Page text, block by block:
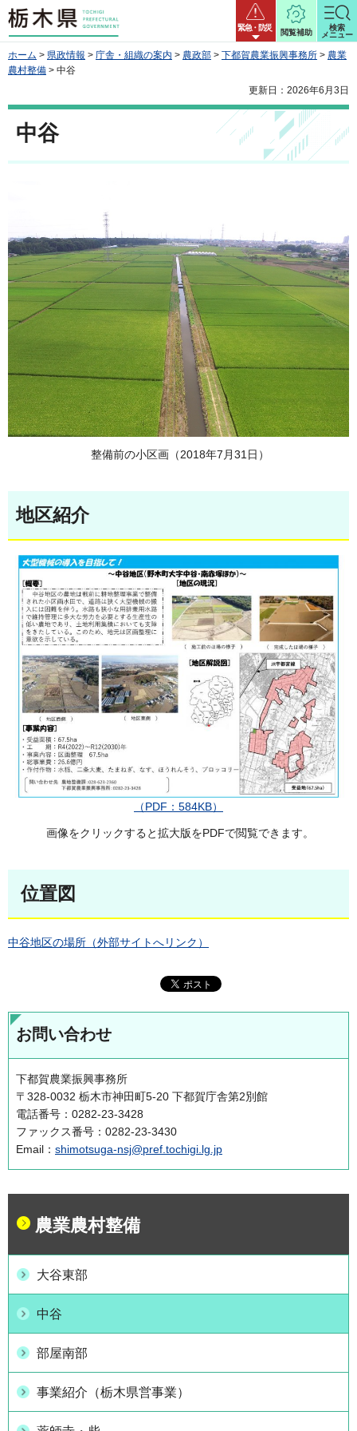
栃木県 緊急・防災
閲覧補助
検索
メニュー
ホーム > 県政情報 > 庁舎・組織の案内 > 農政部 > 下都賀農業振興事務所 > 農業
農村整備 > 中谷
更新日：2026年6月3日
中谷
整備前の小区画（2018年7月31日）
地区紹介
（PDF：584KB）
画像をクリックすると拡大版をPDFで閲覧できます。
位置図
中谷地区の場所（外部サイトへリンク）
お問い合わせ
下都賀農業振興事務所
〒328-0032 栃木市神田町5-20 下都賀庁舎第2別館
電話番号：0282-23-3428
ファックス番号：0282-23-3430
Email： shimotsuga-nsj@pref.tochigi.lg.jp
農業農村整備
大谷東部
中谷
部屋南部
事業紹介（栃木県営事業）